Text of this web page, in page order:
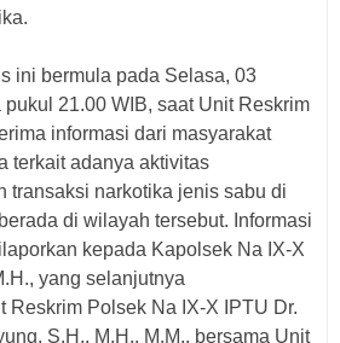
ini bermula pada Selasa, 03
21.00 WIB, saat Unit Reskrim
informasi dari masyarakat
terkait adanya aktivitas
transaksi narkotika jenis sabu di
di wilayah tersebut. Informasi
kepada Kapolsek Na IX-X
yang selanjutnya
Reskrim Polsek Na IX-X IPTU Dr.
S.H., M.H., M.M., bersama Unit